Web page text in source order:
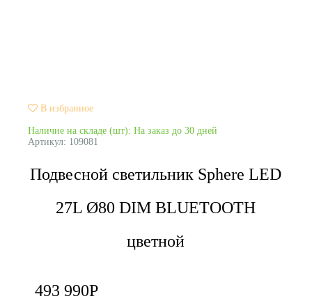
Наличие на складе (шт): На заказ до 30 дней
В избранное
Подвесной светильник Sphere LED
27L Ø80 DIM BLUETOOTH
цветной
493 990Р
Артикул: 109081